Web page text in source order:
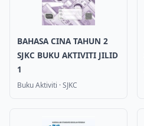
BAHASA CINA TAHUN 2
SJKC BUKU AKTIVITI JILID
1
Buku Aktiviti ·SJKC